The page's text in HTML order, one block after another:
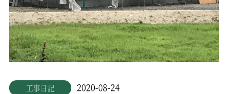
工事日記
2020-08-24